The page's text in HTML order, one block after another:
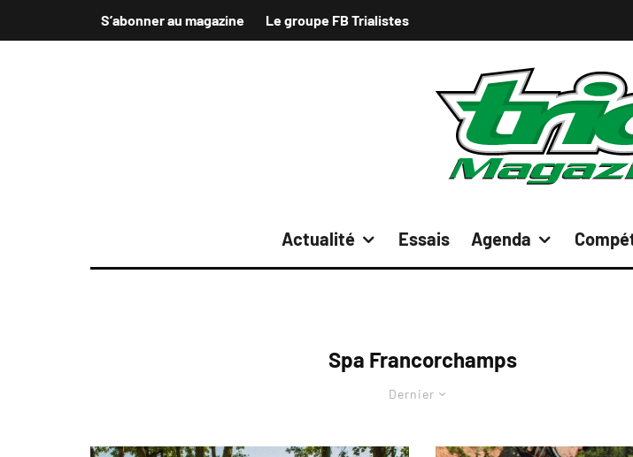
S’abonner au magazine Le groupe FB Trialistes
Actualité Essais Agenda
Spa Francorchamps
Dernier